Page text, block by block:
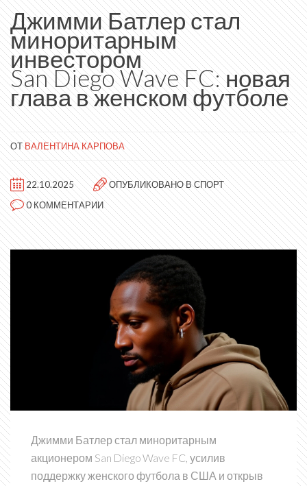
Джимми Батлер стал
миноритарным
инвестором
San Diego Wave FC: новая
глава в женском футболе
ОТВАЛЕНТИНА КАРПОВА
22.10.2025 ОПУБЛИКОВАНО ВСПОРТ
0 КОММЕНТАРИИ
Джимми Батлер стал миноритарным
акционером San Diego Wave FC, усилив
поддержку женского футбола в США и открыв